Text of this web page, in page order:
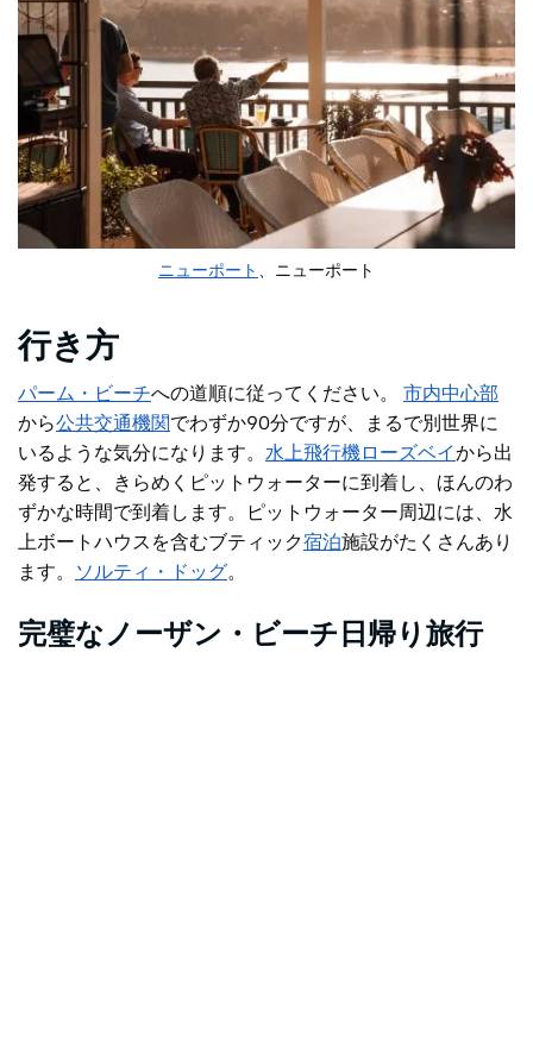
ニューポート 、ニューポート
行き方
パーム・ビーチへの道順に従ってください。 市内中心部
から公共交通機関でわずか90分ですが、まるで別世界に
いるような気分になります。 水上飛行機ローズベイから出
発すると
、きらめくピットウォーターに到着し、ほんのわ
ずかな時間で到着します。
ピットウォーター周辺には、水
上ボートハウスを含むブティック宿泊施設がたくさんあり
ます。
ソルティ・ドッグ。
完璧なノーザン・ビーチ日帰り旅行